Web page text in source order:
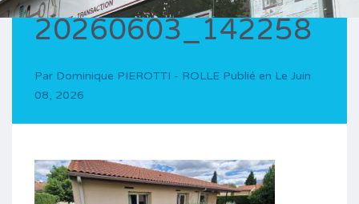
20260603_142258
Par Dominique PIEROTTI - ROLLE Publié en Le Juin
08, 2026